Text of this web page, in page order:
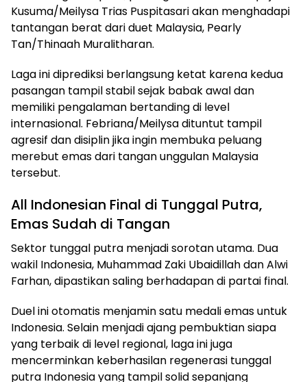
Kusuma/Meilysa Trias Puspitasari akan menghadapi
tantangan berat dari duet Malaysia, Pearly
Tan/Thinaah Muralitharan.
Laga ini diprediksi berlangsung ketat karena kedua
pasangan tampil stabil sejak babak awal dan
memiliki pengalaman bertanding di level
internasional. Febriana/Meilysa dituntut tampil
agresif dan disiplin jika ingin membuka peluang
merebut emas dari tangan unggulan Malaysia
tersebut.
All Indonesian Final di Tunggal Putra,
Emas Sudah di Tangan
Sektor tunggal putra menjadi sorotan utama. Dua
wakil Indonesia, Muhammad Zaki Ubaidillah dan Alwi
Farhan, dipastikan saling berhadapan di partai final.
Duel ini otomatis menjamin satu medali emas untuk
Indonesia. Selain menjadi ajang pembuktian siapa
yang terbaik di level regional, laga ini juga
mencerminkan keberhasilan regenerasi tunggal
putra Indonesia yang tampil solid sepanjang